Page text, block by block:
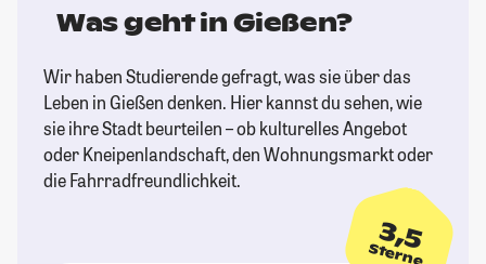
Was geht in Gießen?
Wir haben Studierende gefragt, was sie über das
Leben in Gießen denken. Hier kannst du sehen, wie
sie ihre Stadt beurteilen – ob kulturelles Angebot
oder Kneipenlandschaft, den Wohnungsmarkt oder
die Fahrradfreundlichkeit.
3,5
Sterne